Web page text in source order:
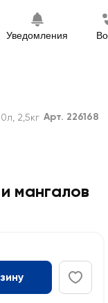
Уведомления
2,5кг Арт. 226168
мангалов